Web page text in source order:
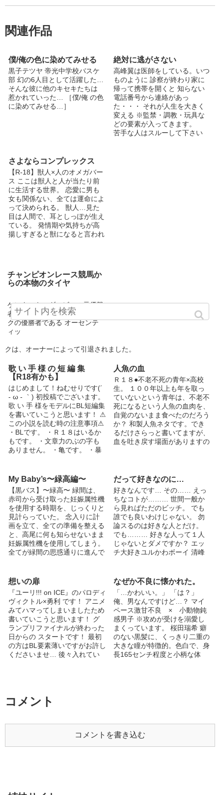
関連作品
僕/俺の色に染めてみせる
黒子テツヤ 帝光中学校バスケ
部 幻の6人目として活躍した…
そんな彼に他のキセキたちは
惹かれていった… ［僕/俺 の色
に染めてみせる…］
絶対に逃がさない
高峰翼は医師をしている。いつ
ものように 診察が終わり家に
帰って携帯を開くと 知らない
電話番号から連絡があっ
た・・・ それが人生を大きく
変える ※監禁・調教・玩具な
どの要素が入ってきます。
苦手な人はスルーして下さい
さよならコンプレックス
【R-18】獣人×人のオメガバー
ス ここは獣人と人が当たり前
に生活する世界。 恋愛に男も
女も関係ない、全ては運命によ
って決められる。 獣人…見た
目は人間で、耳としっぽが生え
ている。 発情期や気持ちが高
揚しすぎると獣になると言われ
の作品はオメガバースが題材と
なっております。 作中に、男
性妊娠･暴力流血表現などがご
お戻りくださいませ。
チャンピオンレース競馬か
らの本物のタイヤ
ケンタッキーダービーの元優勝
者とブレダーズカップクラシッ
クの優勝者である オーセンテ
ィッ
クは、オーナーによって引退されました。
歌 い 手 様 の 短 編 集
【R18有かも】
はじめまして！ねむせりです(´
- ω - ｀) 初投稿でございます。
歌 い 手 様をモデルにBL短編集
を書いていこうと思います！ ⚠
この小説を読む時の注意事項⚠
・BLです。 ・Ｒ１８はいるか
もです。 ・文章力のぶの字も
ありません。 ・亀です。 ・暴
す。 ・喘ぎ声とかくっそへた
です。 ・亀です。 ・亀です。
こんなク〇ソ野郎が書いた短編
集で良ければ見てやってくださ
い！！ リクエストも多分受け
付けてます！ なんでもありで
す！ﾖﾛ(｀・ω・´)ｽｸ！ あっ、パ
スワードは船長さんの誕生日(4
桁)ですすすす
人魚の血
Ｒ１８●不老不死の青年×高校
生。 １００年以上も年を取っ
ていないという青年は、不老不
死になるという人魚の血肉を、
自覚のないまま食べたのだろう
か？ 和製人魚ネタです。でき
るだけさらっと書いてますが、
血を吐き戻す場面がありますの
かなり古い作品の為、サイト初
出時より大幅に加筆修正しまし
た。 表紙は、pixivでご活躍中
の素材師・ぴよ様の素敵素材
【http://www.pixiv.net/member_
illust.php?
mode=medium&illust_id=26103
777】からお借りしました。あ
りがとうございました！
My Baby’s〜緑高編〜
【黒バス】〜緑高〜 緑間は、
赤司から受け取った妊娠属性機
を使用する時期を、じっくりと
見計らっていた。 念入りに計
画を立て、全ての準備を整える
と、高尾に何も知らせないまま
妊娠属性機を使用してしまう。
全てが緑間の思惑通りに進んで
てしまった…。 ＊こちらの作
品はシリーズになっているため
My Baby’s①を先に読むことを
お勧めいたします。 ＊こちら
のお話しは、大人の設定になっ
ており職業なども捏造しており
ます。また♂×♂で嫁が妊娠出産
する話題が含まれますので、苦
手な方はご注意ください。 ＊
深く絡む大人のシーンがあるた
だって好きなのに…
好きなんです… その…… えっ
ちなコトが……… 世間一般か
ら見ればただのビッチ。 でも
誰でも良いわけじゃない。 勿
論スるのは好きな人とだけ。
でも……… 好きな人って１人
じゃないとダメですか？ エッ
チ大好きユルかわボーイ 清峰
肩にかかるくらい長く 運動す
る時は基本的に１つに纏める。
色素が元々薄く大きな瞳の色も
極薄いブラウンだ。 時々、女
装する事もあり。叔母が務める
出版社が手掛けている雑誌の読
者モデルとして駆り出されるコ
トが多々ある。 高校は男子校
でビッチで有名になったが為
に、要らない苦労に悩まされ
たくなった…。 自分の妄想の
受が妄想の責に…。 実に不順
な動機です。ﾊｨ。 それでも読
想いの扉
『ユーリ!!! on ICE』のパロディ
ヴィクトル×勇利 です！ アニメ
みてハマってしまいましたため
書いていこうと思います！ グ
ランプリファイナルが終わった
日からの スタートです！ 最初
の方はBL要素薄いですがお許し
くださいませ… 後々入れてい
許しくださいませ… ぜひ読ん
でくださると嬉しいです！ ※
して、 うまく更新出来ないこ
とがたまにあります。 もしか
なぜか不良に懐かれた。
「…かわいい。」 「は？」
俺、男なんですけど…？ マイ
ペース激甘不良 × 小動物鈍
感男子 ※攻めが受けを溺愛し
まくっています。 桜田瑞希 癖
のない黒髪に、くっきり二重の
大きな瞳が特徴的。色白で、身
長165センチ程度と小柄な体
不良。が、瑞希に対してはベタ
甘。 表紙は、友達に描いてい
コメント
コメントを書き込む